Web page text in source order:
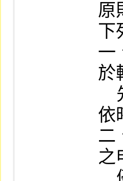
原
下
一
於
依
二
之